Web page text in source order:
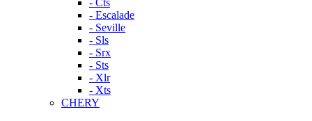
- Cts
- Escalade
- Seville
- Sls
- Srx
- Sts
- Xlr
- Xts
CHERY